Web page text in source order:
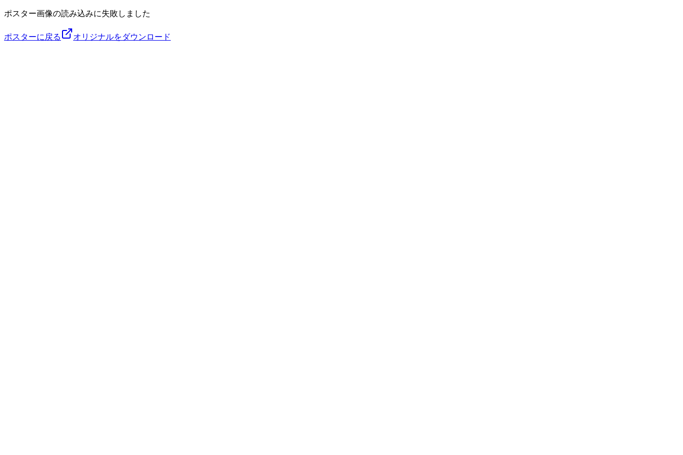
ポスター画像の読み込みに失敗しました
ポスターに戻る オリジナルをダウンロード